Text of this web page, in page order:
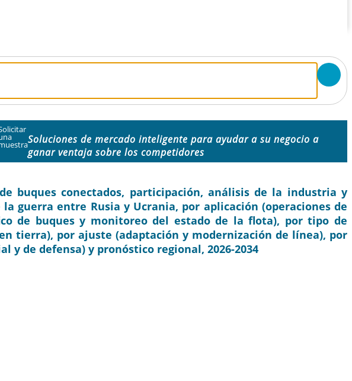
Soluciones de mercado inteligente para ayudar a su negocio a
ganar ventaja sobre los competidores
buques conectados, participación, análisis de la industria y
guerra entre Rusia y Ucrania, por aplicación (operaciones de
de buques y monitoreo del estado de la flota), por tipo de
tierra), por ajuste (adaptación y modernización de línea), por
y de defensa) y pronóstico regional, 2026-2034